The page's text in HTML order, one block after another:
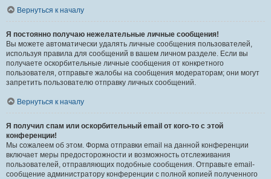
Вернуться к началу
Я постоянно получаю нежелательные личные сообщения!
Вы можете автоматически удалять личные сообщения пользователей,
используя правила для сообщений в вашем личном разделе. Если вы
получаете оскорбительные личные сообщения от конкретного
пользователя, отправьте жалобы на сообщения модераторам; они могут
запретить пользователю отправку личных сообщений.
Вернуться к началу
Я получил спам или оскорбительный email от кого-то с этой
конференции!
Мы сожалеем об этом. Форма отправки email на данной конференции
включает меры предосторожности и возможность отслеживания
пользователей, отправляющих подобные сообщения. Отправьте email-
сообщение администратору конференции с полной копией полученного